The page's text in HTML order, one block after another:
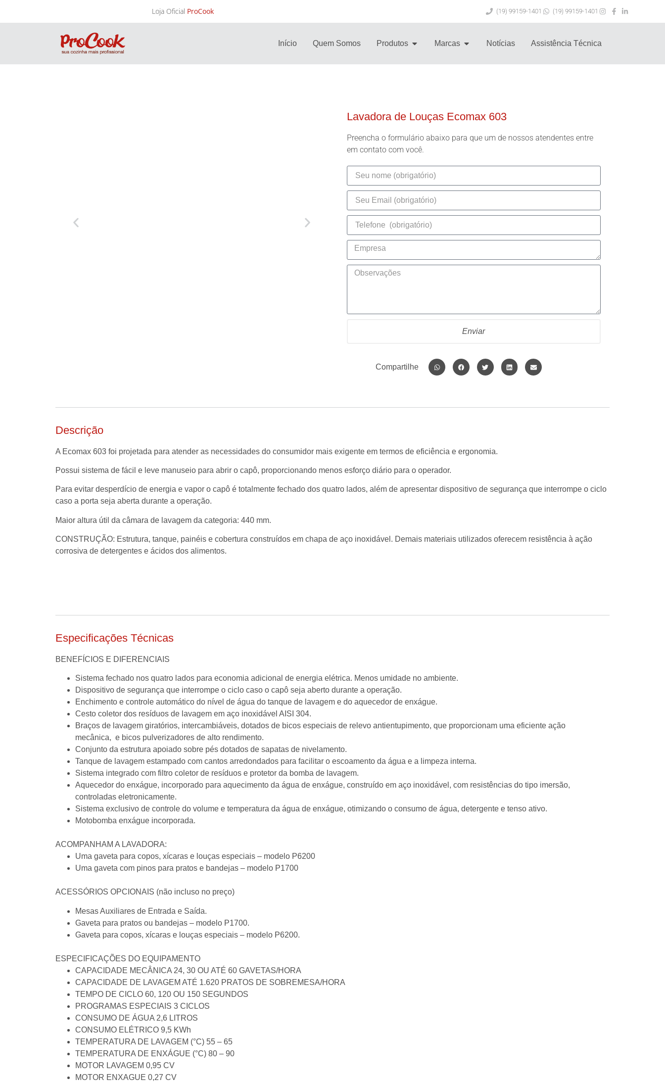
Loja Oficial ProCook (19) 99159-1401 (19) 99159-1401
Início Quem Somos Produtos Marcas Notícias Assistência Técnica
Lavadora de Louças Ecomax 603
Preencha o formulário abaixo para que um de nossos atendentes entre
em contato com você.
Enviar
Compartilhe
Descrição
A Ecomax 603 foi projetada para atender as necessidades do consumidor mais exigente em termos de eficiência e ergonomia.
Possui sistema de fácil e leve manuseio para abrir o capô, proporcionando menos esforço diário para o operador.
Para evitar desperdício de energia e vapor o capô é totalmente fechado dos quatro lados, além de apresentar dispositivo de segurança que interrompe o ciclo
caso a porta seja aberta durante a operação.
Maior altura útil da câmara de lavagem da categoria: 440 mm.
CONSTRUÇÃO: Estrutura, tanque, painéis e cobertura construídos em chapa de aço inoxidável. Demais materiais utilizados oferecem resistência à ação
corrosiva de detergentes e ácidos dos alimentos.
Especificações Técnicas
BENEFÍCIOS E DIFERENCIAIS
Sistema fechado nos quatro lados para economia adicional de energia elétrica. Menos umidade no ambiente.
Dispositivo de segurança que interrompe o ciclo caso o capô seja aberto durante a operação.
Enchimento e controle automático do nível de água do tanque de lavagem e do aquecedor de enxágue.
Cesto coletor dos resíduos de lavagem em aço inoxidável AISI 304.
Braços de lavagem giratórios, intercambiáveis, dotados de bicos especiais de relevo antientupimento, que proporcionam uma eficiente ação
mecânica, e bicos pulverizadores de alto rendimento.
Conjunto da estrutura apoiado sobre pés dotados de sapatas de nivelamento.
Tanque de lavagem estampado com cantos arredondados para facilitar o escoamento da água e a limpeza interna.
Sistema integrado com filtro coletor de resíduos e protetor da bomba de lavagem.
Aquecedor do enxágue, incorporado para aquecimento da água de enxágue, construído em aço inoxidável, com resistências do tipo imersão,
controladas eletronicamente.
Sistema exclusivo de controle do volume e temperatura da água de enxágue, otimizando o consumo de água, detergente e tenso ativo.
Motobomba enxágue incorporada.
ACOMPANHAM A LAVADORA:
Uma gaveta para copos, xícaras e louças especiais – modelo P6200
Uma gaveta com pinos para pratos e bandejas – modelo P1700
ACESSÓRIOS OPCIONAIS (não incluso no preço)
Mesas Auxiliares de Entrada e Saída.
Gaveta para pratos ou bandejas – modelo P1700.
Gaveta para copos, xícaras e louças especiais – modelo P6200.
ESPECIFICAÇÕES DO EQUIPAMENTO
CAPACIDADE MECÂNICA 24, 30 OU ATÉ 60 GAVETAS/HORA
CAPACIDADE DE LAVAGEM ATÉ 1.620 PRATOS DE SOBREMESA/HORA
TEMPO DE CICLO 60, 120 OU 150 SEGUNDOS
PROGRAMAS ESPECIAIS 3 CICLOS
CONSUMO DE ÁGUA 2,6 LITROS
CONSUMO ELÉTRICO 9,5 KWh
TEMPERATURA DE LAVAGEM (°C) 55 – 65
TEMPERATURA DE ENXÁGUE (°C) 80 – 90
MOTOR LAVAGEM 0,95 CV
MOTOR ENXAGUE 0,27 CV